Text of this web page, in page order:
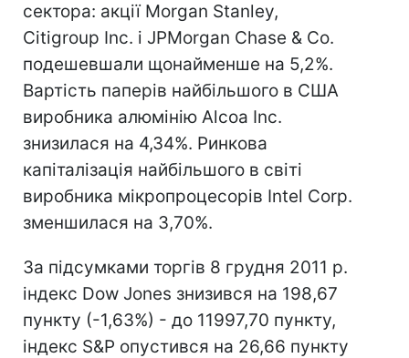
сектора: акції Morgan Stanley,
Citigroup Inc. і JPMorgan Chase & Co.
подешевшали щонайменше на 5,2%.
Вартість паперів найбільшого в США
виробника алюмінію Alcoa Inc.
знизилася на 4,34%. Ринкова
капіталізація найбільшого в світі
виробника мікропроцесорів Intel Corp.
зменшилася на 3,70%.
За підсумками торгів 8 грудня 2011 р.
індекс Dow Jones знизився на 198,67
пункту (-1,63%) - до 11997,70 пункту,
індекс S&P опустився на 26,66 пункту